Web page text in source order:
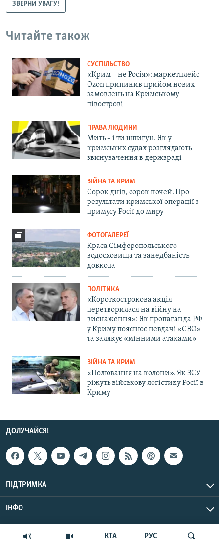
КТА РУС
ЗВЕРНИ УВАГУ!
Читайте також
СУСПІЛЬСТВО
«Крим – не Росія»: маркетплейс
Ozon припинив прийом нових
замовлень на Кримському
півострові
ПРАВА ЛЮДИНИ
Мить – і ти шпигун. Як у
кримських судах розглядають
звинувачення в держзраді
ВІЙНА ТА КРИМ
Сорок днів, сорок ночей. Про
результати кримської операції з
примусу Росії до миру
ФОТОГАЛЕРЕЇ
Краса Сімферопольського
водосховища та занедбаність
довкола
ПОЛІТИКА
«Короткострокова акція
перетворилася на війну на
виснаження»: Як пропаганда РФ
у Криму пояснює невдачі «СВО»
та залякує «мінними атаками»
ВІЙНА ТА КРИМ
«Полювання на колони». Як ЗСУ
ріжуть військову логістику Росії в
Криму
ДОЛУЧАЙСЯ!
ПІДТРИМКА
ІНФО
© Крим.Реалії, 2026 | Усі права застережено.